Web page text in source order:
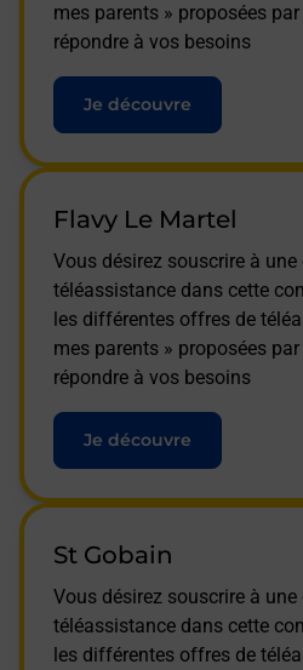
mes parents » proposées
répondre à vos besoins
Je découvre
Flavy Le Martel
Vous désirez souscrire à
téléassistance dans cette
les différentes offres de
mes parents » proposées
répondre à vos besoins
Je découvre
St Gobain
Vous désirez souscrire à
téléassistance dans cette
les différentes offres de